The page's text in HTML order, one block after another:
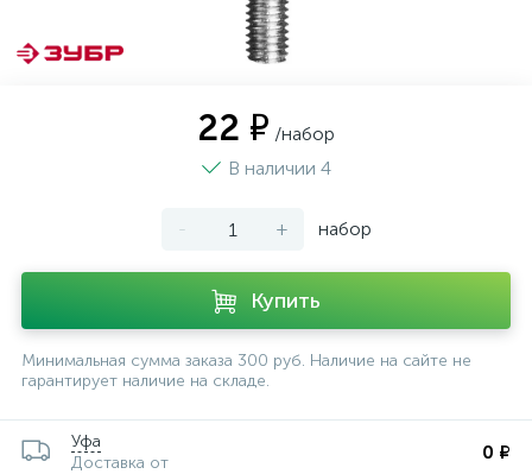
22 ₽ /набор
В наличии 4
- + набор
Купить
Минимальная сумма заказа 300 руб. Наличие на сайте не
гарантирует наличие на складе.
Уфа
Доставка от
0 ₽